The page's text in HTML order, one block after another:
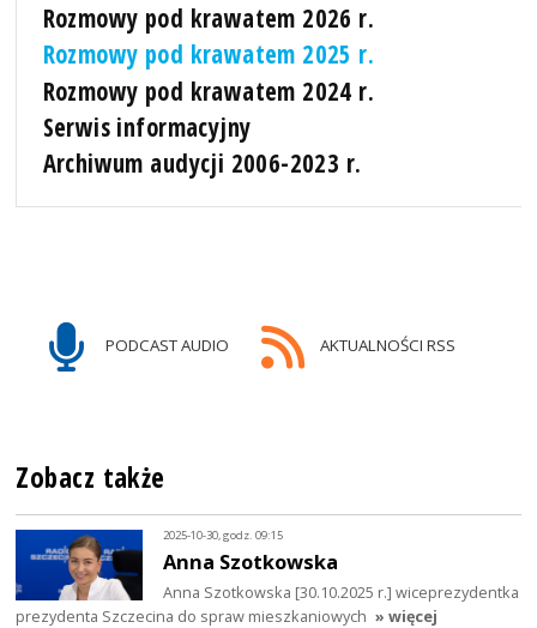
Rozmowy pod krawatem 2026 r.
Rozmowy pod krawatem 2025 r.
Rozmowy pod krawatem 2024 r.
Serwis informacyjny
Archiwum audycji 2006-2023 r.
PODCAST AUDIO AKTUALNOŚCI RSS
Zobacz także
2025-10-30, godz. 09:15
Anna Szotkowska
Anna Szotkowska [30.10.2025 r.] wiceprezydentka
prezydenta Szczecina do spraw mieszkaniowych » więcej